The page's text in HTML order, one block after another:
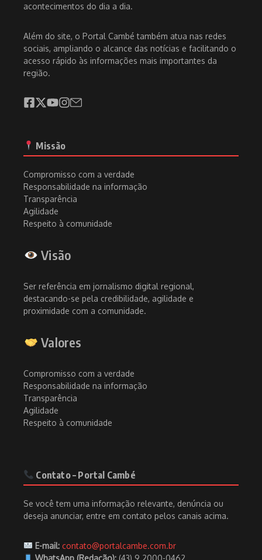
acontecimentos do dia a dia.
Além do site, o Portal Cambé também atua nas redes
sociais, ampliando o alcance das notícias e facilitando o
acesso rápido às informações mais importantes da
região.
Missão
Compromisso com a verdade
Responsabilidade na informação
Transparência
Agilidade
Respeito à comunidade
Visão
Ser referência em jornalismo digital regional,
destacando-se pela credibilidade, agilidade e
proximidade com a comunidade.
Valores
Compromisso com a verdade
Responsabilidade na informação
Transparência
Agilidade
Respeito à comunidade
Contato – Portal Cambé
Se você tem uma informação relevante, denúncia ou
deseja anunciar, entre em contato pelos canais acima.
E-mail: contato@portalcambe.com.br
WhatsApp (Redação):(43) 9 2000-0462